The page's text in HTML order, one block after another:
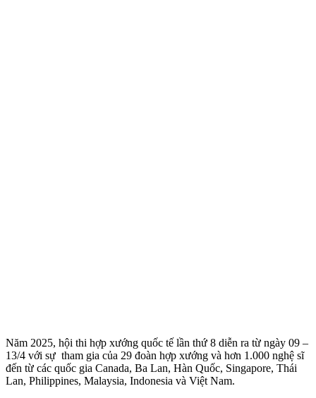
Năm 2025, hội thi hợp xướng quốc tế lần thứ 8 diễn ra từ ngày 09 –
13/4 với sự tham gia của 29 đoàn hợp xướng và hơn 1.000 nghệ sĩ
đến từ các quốc gia Canada, Ba Lan, Hàn Quốc, Singapore, Thái
Lan, Philippines, Malaysia, Indonesia và Việt Nam.